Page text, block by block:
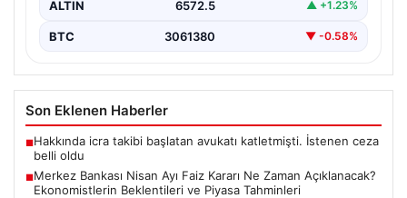
ALTIN 6572.5 ▲ +1.23%
BTC 3061380 ▼ -0.58%
Son Eklenen Haberler
■Hakkında icra takibi başlatan avukatı katletmişti. İstenen ceza
belli oldu
■Merkez Bankası Nisan Ayı Faiz Kararı Ne Zaman Açıklanacak?
Ekonomistlerin Beklentileri ve Piyasa Tahminleri